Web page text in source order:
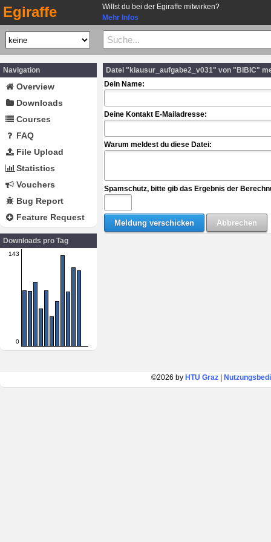
Egiraffe
Willst du bei der Egiraffe mitwirken?
Mehr Infos
Navigation
Overview
Downloads
Courses
FAQ
File Upload
Statistics
Vouchers
Bug Report
Feature Request
Downloads pro Tag
143
0
Datei "klausur_aufgabe2_v031" von "BIBIC"
Dein Name:
Deine Kontakt E-Mailadresse:
Warum meldest du diese Datei:
Spamschutz, bitte gib das Ergebnis der
©2026 by HTU Graz|